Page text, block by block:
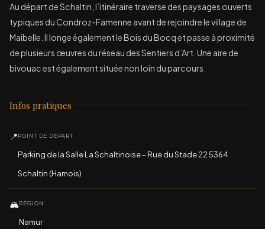
Au départ de Schaltin, l’itinéraire traverse des paysages ouverts
typiques du Condroz-Famenne avant de rejoindre le village de
Maibelle. Il longe également le Bois du Bocq et passe à proximité
de plusieurs œuvres du réseau des Sentiers d’Art. Une aire de
bivouac est également située non loin du parcours.
Infos pratiques
📍POINT DE DÉPART
Parking de la Salle La Schaltinoise - Rue du Stade 22 5364
Schaltin (Hamois)
🏔RÉGION
Namur